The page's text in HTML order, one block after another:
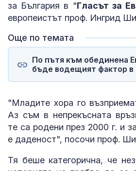
за България в "Гласът за
европеистът проф. Ингрид
Още по темата
По пътя към обединена
бъде водещият фактор в
"Младите хора го
Аз съм в непрекъсната
те са родени през 2000 г. и
е даденост", посочи проф.
Тя беше категорична, че